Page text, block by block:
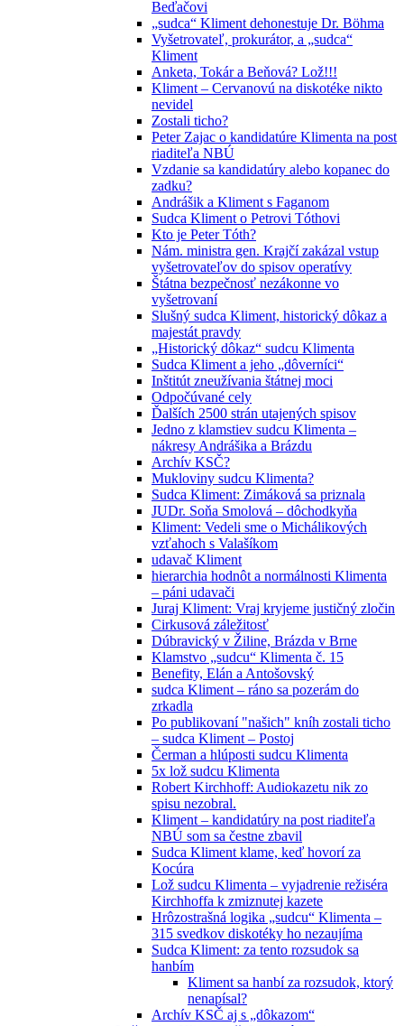
Beďačovi
„sudca“ Kliment dehonestuje Dr. Böhma
Vyšetrovateľ, prokurátor, a „sudca“
Kliment
Anketa, Tokár a Beňová? Lož!!!
Kliment – Cervanovú na diskotéke nikto
nevidel
Zostali ticho?
Peter Zajac o kandidatúre Klimenta na post
riaditeľa NBÚ
Vzdanie sa kandidatúry alebo kopanec do
zadku?
Andrášik a Kliment s Faganom
Sudca Kliment o Petrovi Tóthovi
Kto je Peter Tóth?
Nám. ministra gen. Krajčí zakázal vstup
vyšetrovateľov do spisov operatívy
Štátna bezpečnosť nezákonne vo
vyšetrovaní
Slušný sudca Kliment, historický dôkaz a
majestát pravdy
„Historický dôkaz“ sudcu Klimenta
Sudca Kliment a jeho „dôverníci“
Inštitút zneužívania štátnej moci
Odpočúvané cely
Ďalších 2500 strán utajených spisov
Jedno z klamstiev sudcu Klimenta –
nákresy Andrášika a Brázdu
Archív KSČ?
Mukloviny sudcu Klimenta?
Sudca Kliment: Zimáková sa priznala
JUDr. Soňa Smolová – dôchodkyňa
Kliment: Vedeli sme o Michálikových
vzťahoch s Valašíkom
udavač Kliment
hierarchia hodnôt a normálnosti Klimenta
– páni udavači
Juraj Kliment: Vraj kryjeme justičný zločin
Cirkusová záležitosť
Dúbravický v Žiline, Brázda v Brne
Klamstvo „sudcu“ Klimenta č. 15
Benefity, Elán a Antošovský
sudca Kliment – ráno sa pozerám do
zrkadla
Po publikovaní "našich" kníh zostali ticho
– sudca Kliment – Postoj
Čerman a hlúposti sudcu Klimenta
5x lož sudcu Klimenta
Robert Kirchhoff: Audiokazetu nik zo
spisu nezobral.
Kliment – kandidatúry na post riaditeľa
NBÚ som sa čestne zbavil
Sudca Kliment klame, keď hovorí za
Kocúra
Lož sudcu Klimenta – vyjadrenie režiséra
Kirchhoffa k zmiznutej kazete
Hrôzostrašná logika „sudcu“ Klimenta –
315 svedkov diskotéky ho nezaujíma
Sudca Kliment: za tento rozsudok sa
hanbím
Kliment sa hanbí za rozsudok, ktorý
nenapísal?
Archív KSČ aj s „dôkazom“